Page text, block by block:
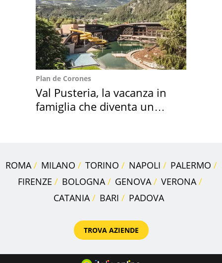
Plan de Corones
Val Pusteria, la vacanza in
famiglia che diventa un
ROMA MILANO TORINO NAPOLI
PALERMO
FIRENZE
BOLOGNA GENOVA
VERONA
CATANIA
BARI PADOVA
TROVA AZIENDE